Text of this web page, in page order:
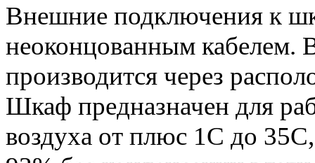
Внешние подключения к
неоконцованным кабелем.
производится через
Шкаф предназначен для
воздуха от плюс 1С до